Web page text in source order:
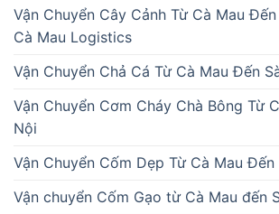
Vận Chuyển Cây Cảnh Từ Cà Mau
Cà Mau Logistics
Vận Chuyển Chả Cá Từ Cà Mau Đến
Vận Chuyển Cơm Cháy Chà Bông Từ
Nội
Vận Chuyển Cốm Dẹp Từ Cà Mau Đến
Vận chuyển Cốm Gạo từ Cà Mau đến